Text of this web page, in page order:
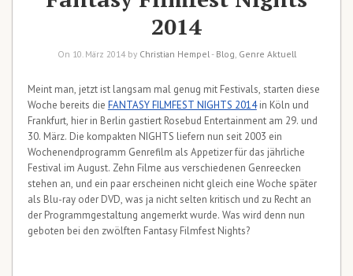
2014
On 10. März 2014 by Christian Hempel - Blog Genre Aktuell
Meint man, jetzt ist langsam mal genug mit Festivals, starten diese
Woche bereits die FANTASY FILMFEST NIGHTS 2014in Köln und
Frankfurt, hier in Berlin gastiert Rosebud Entertainment am 29. und
30. März. Die kompakten NIGHTS liefern nun seit 2003 ein
Wochenendprogramm Genrefilm als Appetizer für das jährliche
Festival im August. Zehn Filme aus verschiedenen Genreecken
stehen an, und ein paar erscheinen nicht gleich eine Woche später
als Blu-ray oder DVD, was ja nicht selten kritisch und zu Recht an
der Programmgestaltung angemerkt wurde. Was wird denn nun
geboten bei den zwölften Fantasy Filmfest Nights?